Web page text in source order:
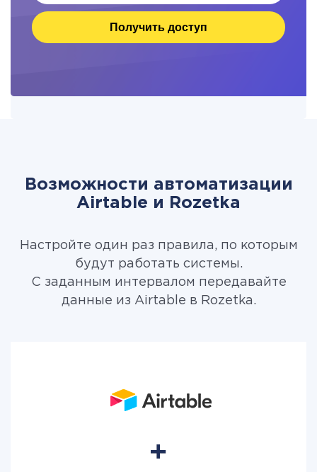
Получить доступ
Возможности автоматизации
Airtable и Rozetka
Настройте один раз правила, по которым
будут работать системы.
С заданным интервалом передавайте
данные из Airtable в Rozetka.